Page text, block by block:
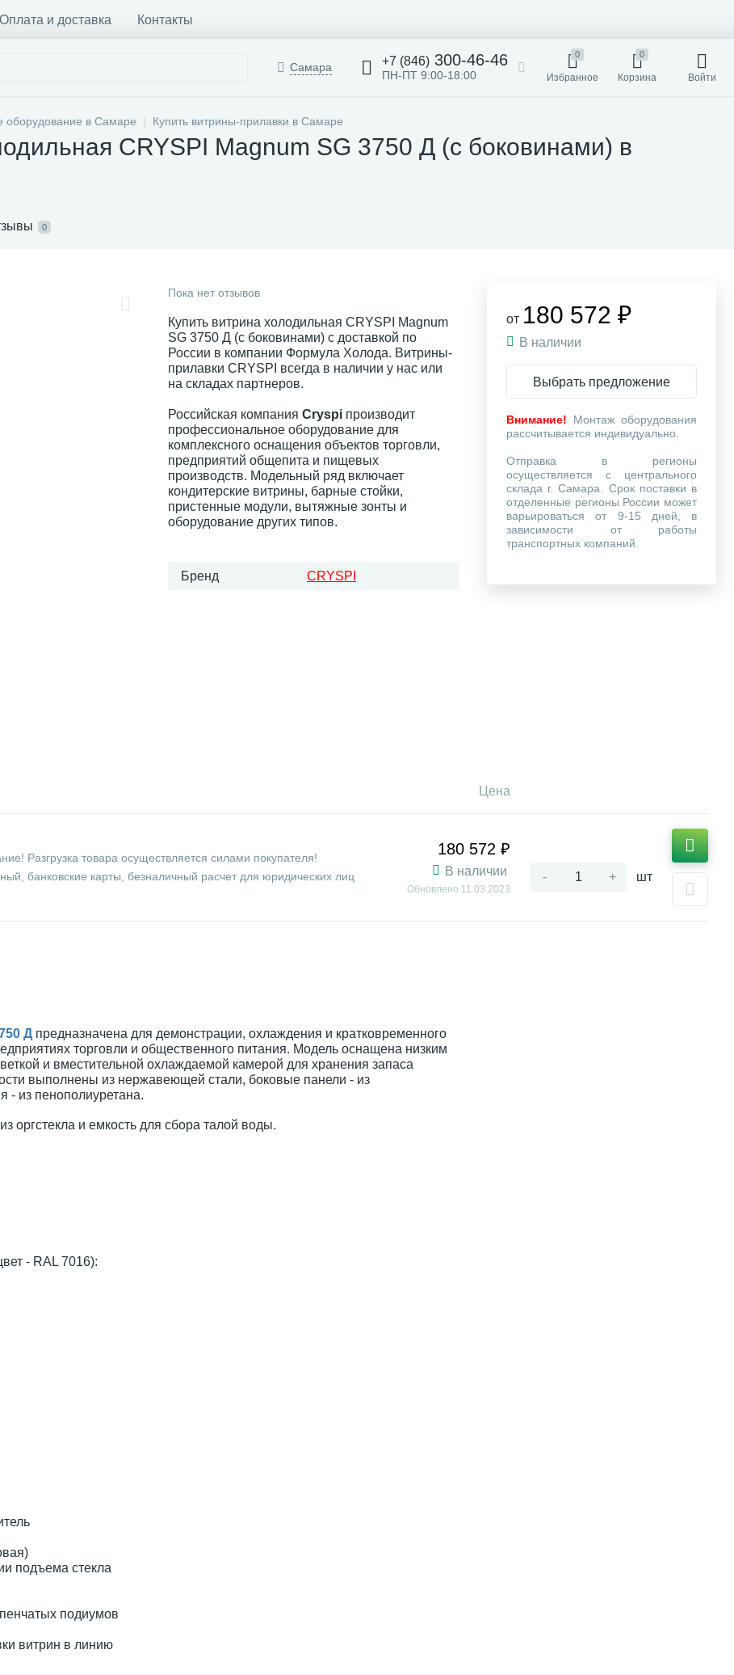
Оплата и доставка Контакты
Самара +7 (846) 300-46-46
ПН-ПТ 9:00-18:00
0
Избранное
0
Корзина Войти
оборудование в Самаре Купить витрины-прилавки в Самаре
CRYSPI Magnum SG 3750 Д (с боковинами) в
0
Пока нет отзывов
Купить витрина холодильная CRYSPI Magnum
SG 3750 Д (с боковинами) с доставкой по
России в компании Формула Холода. Витрины-
прилавки CRYSPI всегда в наличии у нас или
на складах партнеров.
Российская компания Cryspi производит
профессиональное оборудование для
комплексного оснащения объектов торговли,
предприятий общепита и пищевых
производств. Модельный ряд включает
кондитерские витрины, барные стойки,
пристенные модули, вытяжные зонты и
оборудование других типов.
Бренд CRYSPI
Цена
Разгрузка товара осуществляется силами покупателя!
банковские карты, безналичный расчет для юридических лиц
180 572 ₽
В наличии
Обновлено 11.03.2023
- + шт
Д предназначена для демонстрации, охлаждения и кратковременного
торговли и общественного питания. Модель оснащена низким
и вместительной охлаждаемой камерой для хранения запаса
выполнены из нержавеющей стали, боковые панели - из
- из пенополиуретана.
оргстекла и емкость для сбора талой воды.
- RAL 7016):
подъема стекла
подиумов
витрин в линию
от 180 572 ₽
В наличии
Выбрать предложение
Внимание! Монтаж оборудования
рассчитывается индивидуально.
Отправка в регионы
осуществляется с центрального
склада г. Самара. Срок поставки в
отделенные регионы России может
варьироваться от 9-15 дней, в
зависимости от работы
транспортных компаний.